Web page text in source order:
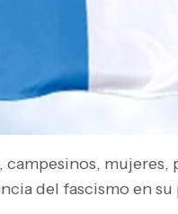
campesinos,
del fascismo en